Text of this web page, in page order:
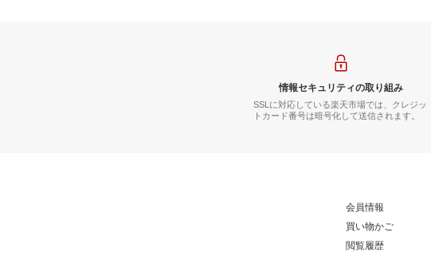
情報セキュリティの取り組み
SSLに対応している楽天市場では、クレジッ
トカード番号は暗号化して送信されます。
会員情報
買い物かご
閲覧履歴